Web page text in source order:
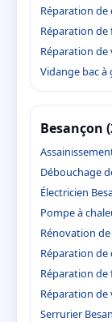
Réparation
Réparation de
Réparation
Vidange bac à
Besançon
Débouchage
Électricien
Pompe à
Rénovation
Réparation de
Réparation de
Réparation de
Serrurier